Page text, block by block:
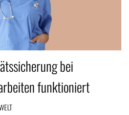
bei
funktioniert